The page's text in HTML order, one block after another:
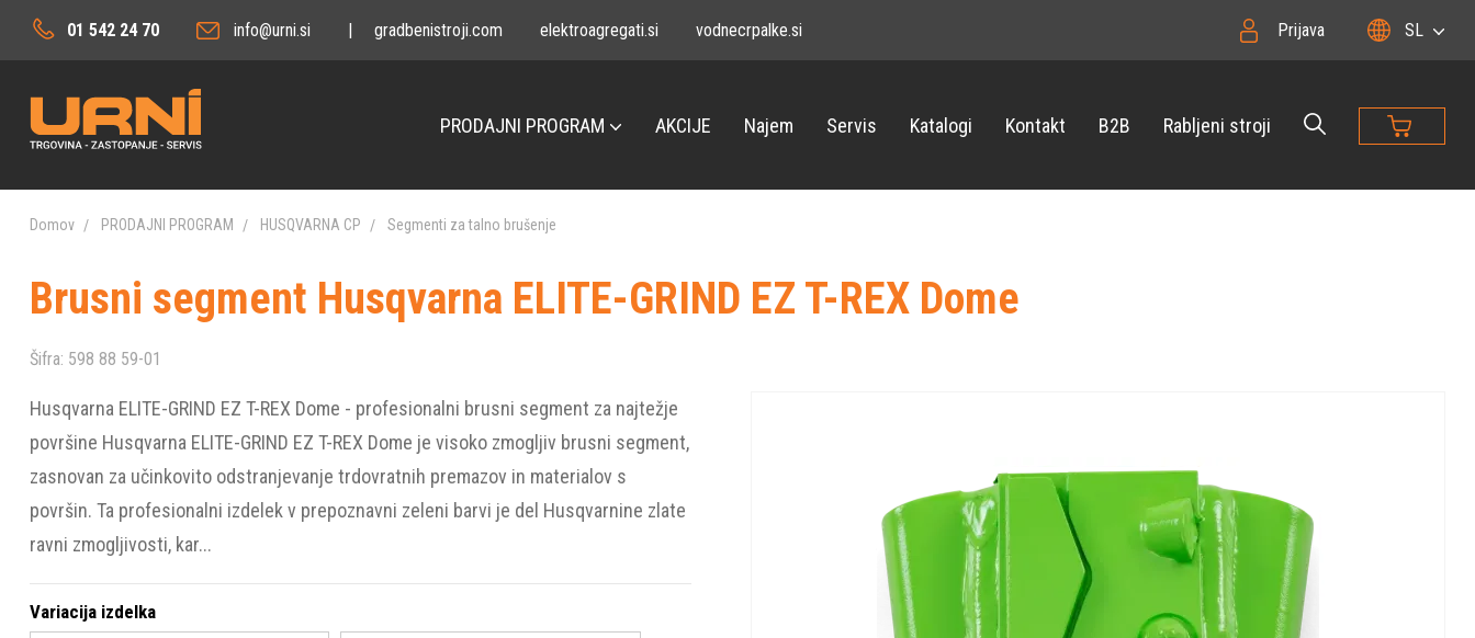
01 542 24 70 info@urni.si | gradbenistroji.com elektroagregati.si vodnecrpalke.si Prijava SL
PRODAJNI PROGRAM AKCIJE Najem Servis Katalogi Kontakt B2B Rabljeni stroji
Domov PRODAJNI PROGRAM HUSQVARNA CP Segmenti za talno brušenje
Brusni segment Husqvarna ELITE-GRIND EZ T-REX Dome
Šifra: 598 88 59-01
Husqvarna ELITE-GRIND EZ T-REX Dome - profesionalni brusni segment za najtežje
površine Husqvarna ELITE-GRIND EZ T-REX Dome je visoko zmogljiv brusni segment,
zasnovan za učinkovito odstranjevanje trdovratnih premazov in materialov s
površin. Ta profesionalni izdelek v prepoznavni zeleni barvi je del Husqvarnine zlate
ravni zmogljivosti, kar...
Variacija izdelka